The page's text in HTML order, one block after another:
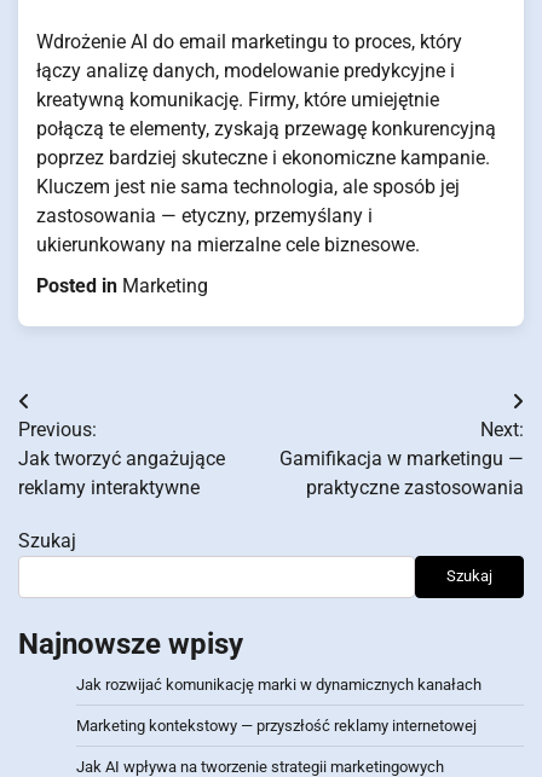
Wdrożenie AI do email marketingu to proces, który
łączy analizę danych, modelowanie predykcyjne i
kreatywną komunikację. Firmy, które umiejętnie
połączą te elementy, zyskają przewagę konkurencyjną
poprzez bardziej skuteczne i ekonomiczne kampanie.
Kluczem jest nie sama technologia, ale sposób jej
zastosowania — etyczny, przemyślany i
ukierunkowany na mierzalne cele biznesowe.
Posted in Marketing
Nawigacja
wpisu
Previous:
Jak tworzyć angażujące
reklamy interaktywne
Next:
Gamifikacja w marketingu —
praktyczne zastosowania
Szukaj
Szukaj
Najnowsze wpisy
Jak rozwijać komunikację marki w dynamicznych kanałach
Marketing kontekstowy — przyszłość reklamy internetowej
Jak AI wpływa na tworzenie strategii marketingowych